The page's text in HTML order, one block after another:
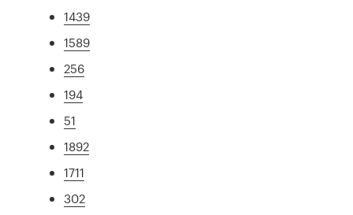
1439
1589
256
194
51
1892
1711
302